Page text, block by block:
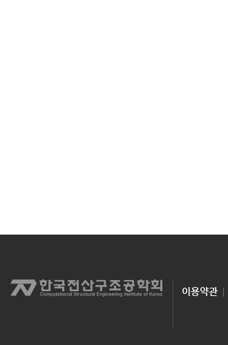
이용약관